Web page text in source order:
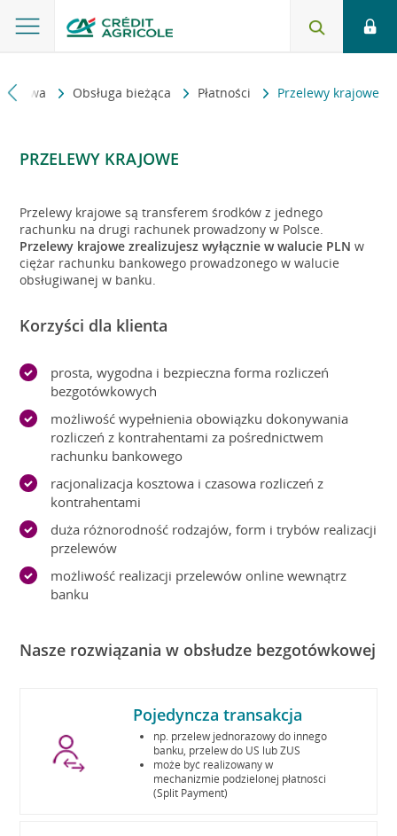
Obsługa bieżąca Płatności Przelewy krajowe
PRZELEWY KRAJOWE
Przelewy krajowe są transferem środków z jednego
rachunku na drugi rachunek prowadzony w Polsce.
Przelewy krajowe zrealizujesz wyłącznie w walucie PLN w
ciężar rachunku bankowego prowadzonego w walucie
obsługiwanej w banku.
Korzyści dla klienta
prosta, wygodna i bezpieczna forma rozliczeń
bezgotówkowych
możliwość wypełnienia obowiązku dokonywania
rozliczeń z kontrahentami za pośrednictwem
rachunku bankowego
racjonalizacja kosztowa i czasowa rozliczeń z
kontrahentami
duża różnorodność rodzajów, form i trybów realizacji
przelewów
możliwość realizacji przelewów online wewnątrz
banku
Nasze rozwiązania w obsłudze bezgotówkowej
Pojedyncza transakcja
np. przelew jednorazowy do innego
banku, przelew do US lub ZUS
może być realizowany w
mechanizmie podzielonej płatności
(Split Payment)